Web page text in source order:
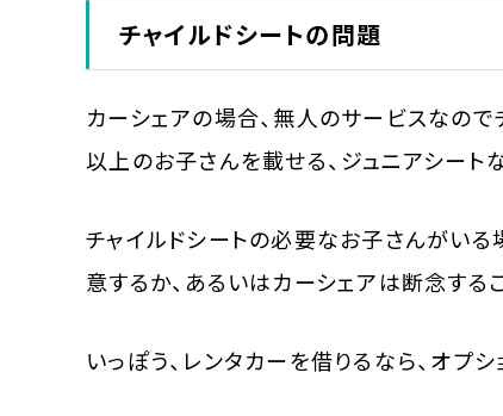
チャイルドシートの問題
カーシェアの場合、無人のサービスなの
以上のお子さんを載せる、ジュニアシート
チャイルドシートの必要なお子さんがいる
意するか、あるいはカーシェアは断念する
いっぽう、レンタカーを借りるなら、オプ